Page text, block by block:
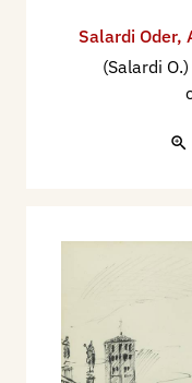
Salardi Oder,
(Salardi